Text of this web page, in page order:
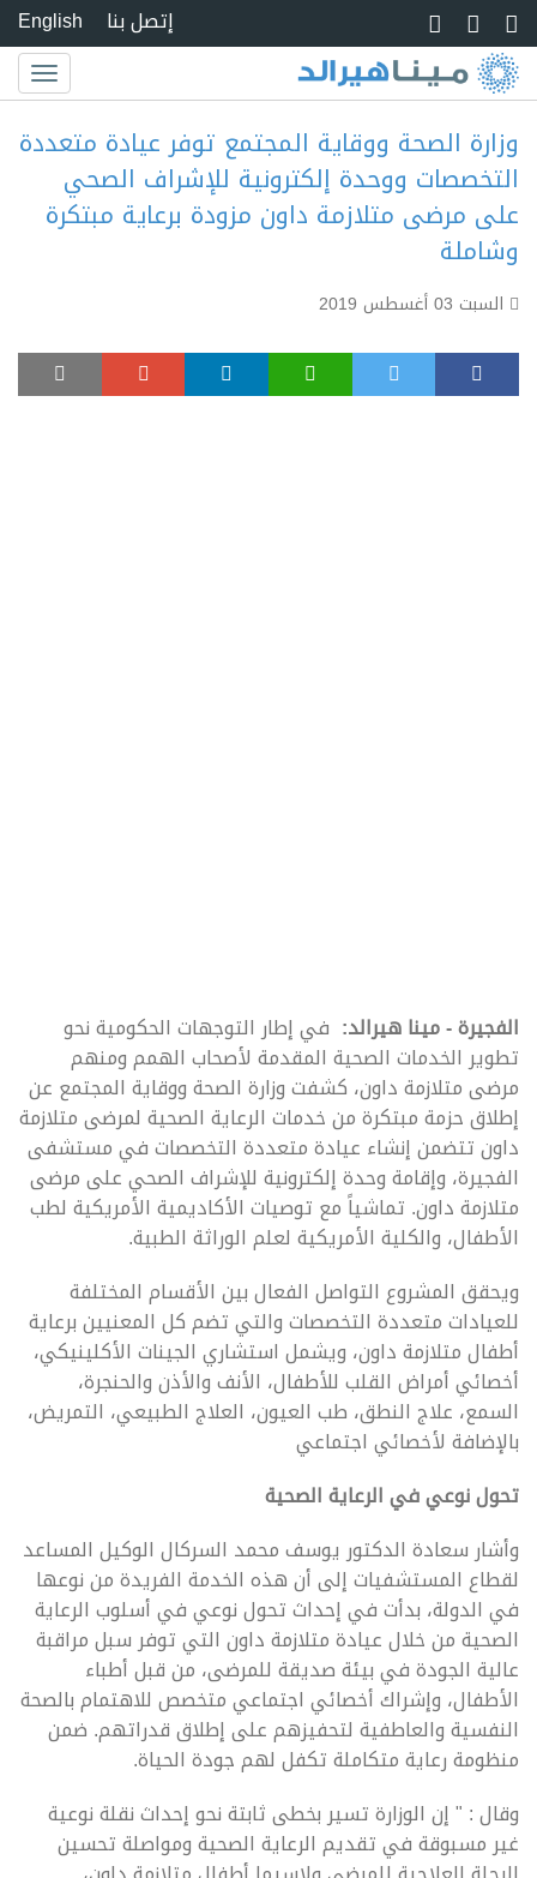
Skip to main
English
إتصل بنا
Toggle
وزارة الصحة ووقاية المجتمع توفر عيادة متعددة
التخصصات ووحدة إلكترونية للإشراف الصحي
على مرضى متلازمة داون مزودة برعاية مبتكرة
وشاملة
السبت 03 أغسطس 2019
الفجيرة - مينا هيرالد:
في إطار التوجهات الحكومية نحو
تطوير الخدمات الصحية المقدمة لأصحاب الهمم ومنهم
مرضى متلازمة داون، كشفت وزارة الصحة ووقاية المجتمع عن
إطلاق حزمة مبتكرة من خدمات الرعاية الصحية لمرضى متلازمة
داون تتضمن إنشاء عيادة متعددة التخصصات في مستشفى
الفجيرة، وإقامة وحدة إلكترونية للإشراف الصحي على مرضى
متلازمة داون. تماشياً مع توصيات الأكاديمية الأمريكية لطب
الأطفال، والكلية الأمريكية لعلم الوراثة الطبية.
ويحقق المشروع التواصل الفعال بين الأقسام المختلفة
للعيادات متعددة التخصصات والتي تضم كل المعنيين برعاية
أطفال متلازمة داون، ويشمل استشاري الجينات الأكلينيكي،
أخصائي أمراض القلب للأطفال، الأنف والأذن والحنجرة،
السمع، علاج النطق، طب العيون، العلاج الطبيعي، التمريض،
بالإضافة لأخصائي اجتماعي
تحول نوعي في الرعاية الصحية
وأشار سعادة الدكتور يوسف محمد السركال الوكيل المساعد
لقطاع المستشفيات إلى أن هذه الخدمة الفريدة من نوعها
في الدولة، بدأت في إحداث تحول نوعي في أسلوب الرعاية
الصحية من خلال عيادة متلازمة داون التي توفر سبل مراقبة
عالية الجودة في بيئة صديقة للمرضى، من قبل أطباء
الأطفال، وإشراك أخصائي اجتماعي متخصص للاهتمام بالصحة
النفسية والعاطفية لتحفيزهم على إطلاق قدراتهم. ضمن
منظومة رعاية متكاملة تكفل لهم جودة الحياة.
وقال : " إن الوزارة تسير بخطى ثابتة نحو إحداث نقلة نوعية
غير مسبوقة في تقديم الرعاية الصحية ومواصلة تحسين